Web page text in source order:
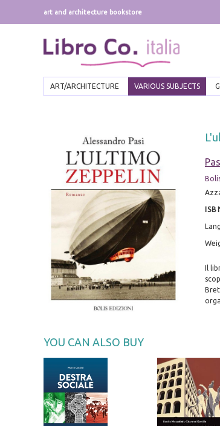
art and architecture bookstore
ART/ARCHITECTURE VARIOUS SUBJECTS
Il
YOU CAN ALSO BUY